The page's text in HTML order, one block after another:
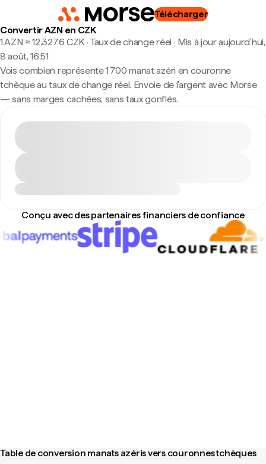
Télécharger
Convertir AZN en CZK
1 AZN ≈ 12,3276 CZK · Taux de change réel · Mis à jour aujourd’hui,
8 août, 16:51
Vois combien représente 1 700 manat azéri en couronne
tchèque au taux de change réel. Envoie de l'argent avec Morse
— sans marges cachées, sans taux gonflés.
Conçu avec des partenaires financiers de confiance
Table de conversion manats azéris vers couronnes tchèques